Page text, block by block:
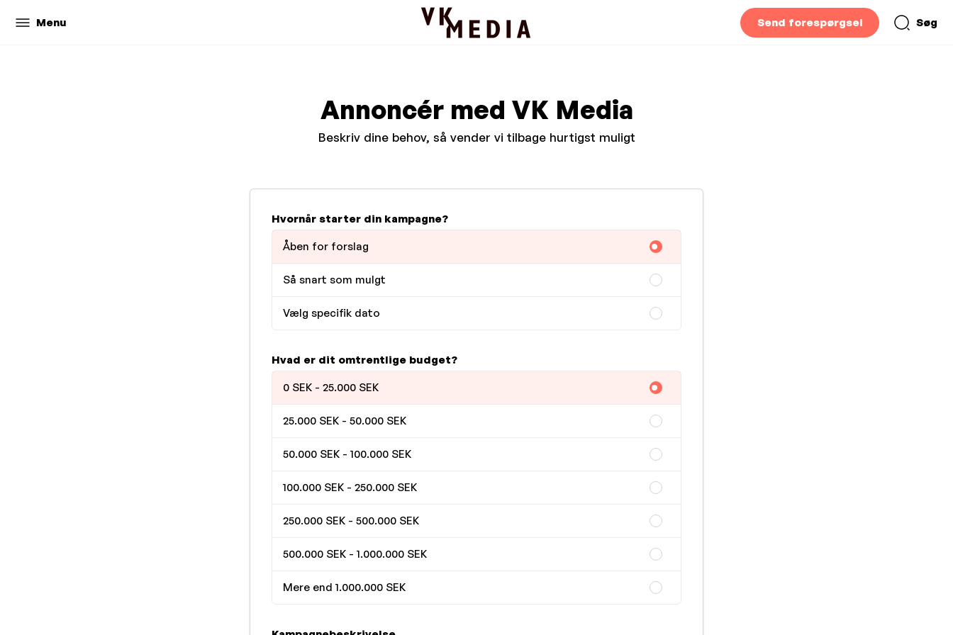
Menu Send forespørgsel Søg
Annoncér med VK Media
Beskriv dine behov, så vender vi tilbage hurtigst muligt
Hvornår starter din kampagne?
Åben for forslag
Så snart som mulgt
Vælg specifik dato
Hvad er dit omtrentlige budget?
0 SEK - 25.000 SEK
25.000 SEK - 50.000 SEK
50.000 SEK - 100.000 SEK
100.000 SEK - 250.000 SEK
250.000 SEK - 500.000 SEK
500.000 SEK - 1.000.000 SEK
Mere end 1.000.000 SEK